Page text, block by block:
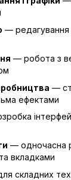
— редагування
— робота з
—
ефектами
— одночасна
вкладками
складних